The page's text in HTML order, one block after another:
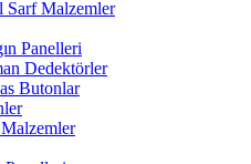
Sarf Malzemler
Panelleri
Dedektörler
Butonlar